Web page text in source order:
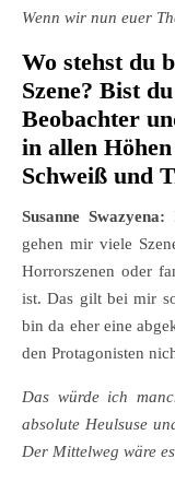
Wenn wir nun euer
Wo stehst du
Szene? Bist
Beobachter
in allen
Schweiß und
Susanne Swazyena:
gehen mir viele
Horrorszenen oder
ist. Das gilt bei mir
bin da eher eine
den Protagonisten
Das würde ich
absolute Heulsuse
Der Mittelweg wäre